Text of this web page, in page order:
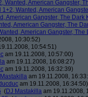
Wanted, American Gangster,
1+2, Wanted, American
American Gangster, The Dark
American Gangster, The
American Gangster, The
10:30:52)
10:54:51)
am 19.11.2008, 10:57:00)
am 19.11.2008, 16:08:27)
am 19.11.2008, 16:32:39)
am 19.11.2008,
am 19.11.2008, 16:34:50)
(DJ Mastakilla am 19.11.2008,